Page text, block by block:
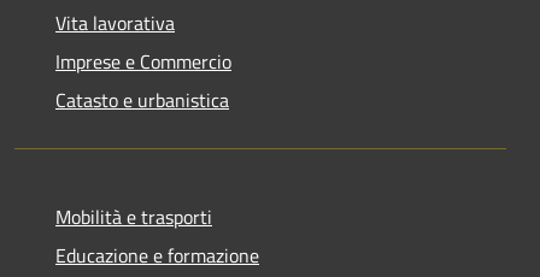
Vita lavorativa
Imprese e Commercio
Catasto e urbanistica
Mobilità e trasporti
Educazione e formazione